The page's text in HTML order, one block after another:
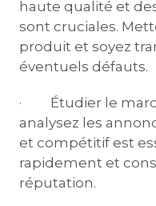
haute qualité et
sont cruciales.
produit et soyez
éventuels défauts.
· Étudier le
analysez les
et compétitif est
rapidement et
réputation.